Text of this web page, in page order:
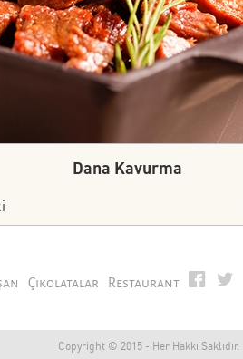
Dana Kavurma
Çikolatalar Restaurant
Copyright © 2015 - Her Hakkı Saklıdır.